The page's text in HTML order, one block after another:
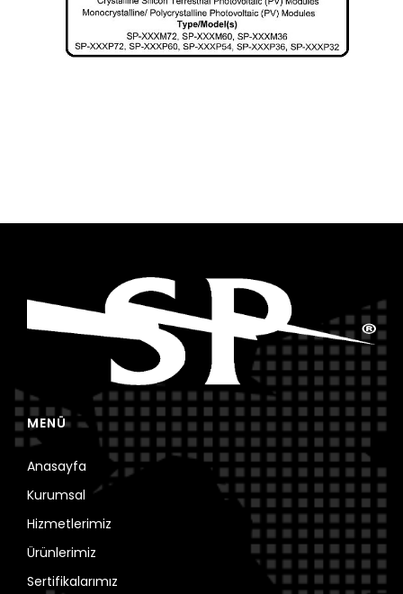
MENÜ
Anasayfa
Kurumsal
Hizmetlerimiz
Ürünlerimiz
Sertifikalarımız